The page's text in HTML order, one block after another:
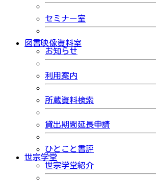
セミナー室
図書映像資料室
お知らせ
利用案内
所蔵資料検索
貸出期間延長申請
ひとこと書評
世宗学堂
世宗学堂紹介